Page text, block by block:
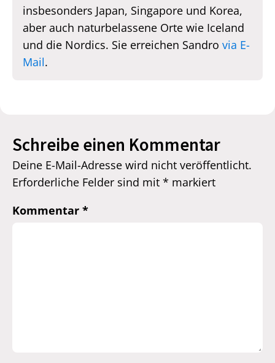
insbesonders Japan, Singapore und Korea,
aber auch naturbelassene Orte wie Iceland
und die Nordics. Sie erreichen Sandro via E-
Mail.
Schreibe einen Kommentar
Deine E-Mail-Adresse wird nicht veröffentlicht.
Erforderliche Felder sind mit * markiert
Kommentar *